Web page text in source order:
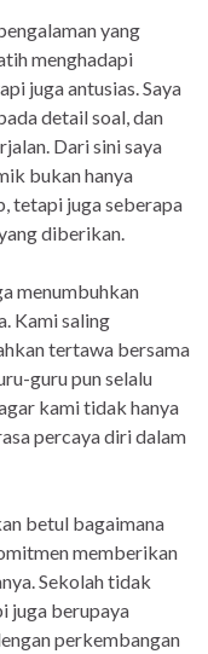
yang
menghadapi
juga antusias. Saya
detail soal, dan
Dari sini saya
bukan hanya
tetapi juga seberapa
diberikan.
menumbuhkan
Kami saling
tertawa bersama
guru pun selalu
kami tidak hanya
percaya diri dalam
betul bagaimana
memberikan
Sekolah tidak
juga berupaya
perkembangan